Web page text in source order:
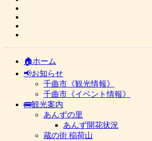
🏠ホーム
📢お知らせ
千曲市《観光情報》
千曲市《イベント情報》
🚌観光案内
あんずの里
あんず開花状況
蔵の街 稲荷山